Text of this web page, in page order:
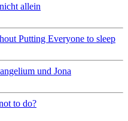
allein
Putting Everyone to sleep
und Jona
to do?